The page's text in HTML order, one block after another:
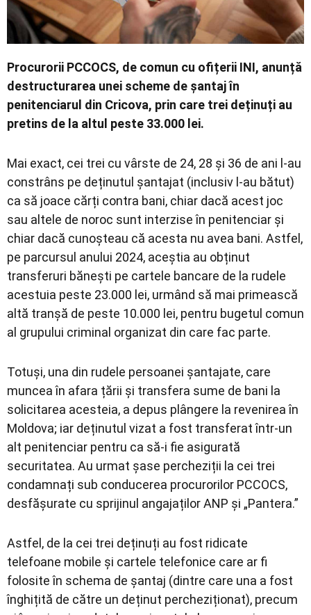
Procurorii PCCOCS, de comun cu ofițerii INI, anunță
destructurarea unei scheme de șantaj în
penitenciarul din Cricova, prin care trei deținuți au
pretins de la altul peste 33.000 lei.
Mai exact, cei trei cu vârste de 24, 28 și 36 de ani l-au
constrâns pe deținutul șantajat (inclusiv l-au bătut)
ca să joace cărți contra bani, chiar dacă acest joc
sau altele de noroc sunt interzise în penitenciar și
chiar dacă cunoșteau că acesta nu avea bani. Astfel,
pe parcursul anului 2024, aceștia au obținut
transferuri bănești pe cartele bancare de la rudele
acestuia peste 23.000 lei, urmând să mai primească
altă tranșă de peste 10.000 lei, pentru bugetul comun
al grupului criminal organizat din care fac parte.
Totuși, una din rudele persoanei șantajate, care
muncea în afara țării și transfera sume de bani la
solicitarea acesteia, a depus plângere la revenirea în
Moldova; iar deținutul vizat a fost transferat într-un
alt penitenciar pentru ca să-i fie asigurată
securitatea. Au urmat șase percheziții la cei trei
condamnați sub conducerea procurorilor PCCOCS,
desfășurate cu sprijinul angajaților ANP și „Pantera.”
Astfel, de la cei trei deținuți au fost ridicate
telefoane mobile și cartele telefonice care ar fi
folosite în schema de șantaj (dintre care una a fost
înghițită de către un deținut percheziționat), precum